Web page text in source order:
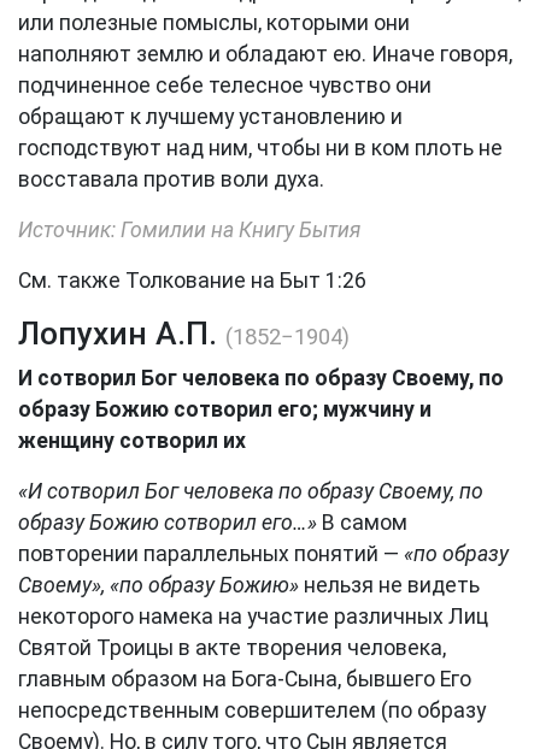
или полезные помыслы, которыми они
наполняют землю и обладают ею. Иначе говоря,
подчиненное себе телесное чувство они
обращают к лучшему установлению и
господствуют над ним, чтобы ни в ком плоть не
восставала против воли духа.
Источник: Гомилии на Книгу Бытия
См. также Толкование на Быт 1:26
Лопухин А.П. (1852−1904)
И сотворил Бог человека по образу Своему, по
образу Божию сотворил его; мужчину и
женщину сотворил их
«И сотворил Бог человека по образу Своему, по
образу Божию сотворил его…» В самом
повторении параллельных понятий — «по образу
Своему», «по образу Божию» нельзя не видеть
некоторого намека на участие различных Лиц
Святой Троицы в акте творения человека,
главным образом на Бога-Сына, бывшего Его
непосредственным совершителем (по образу
Своему). Но, в силу того, что Сын является